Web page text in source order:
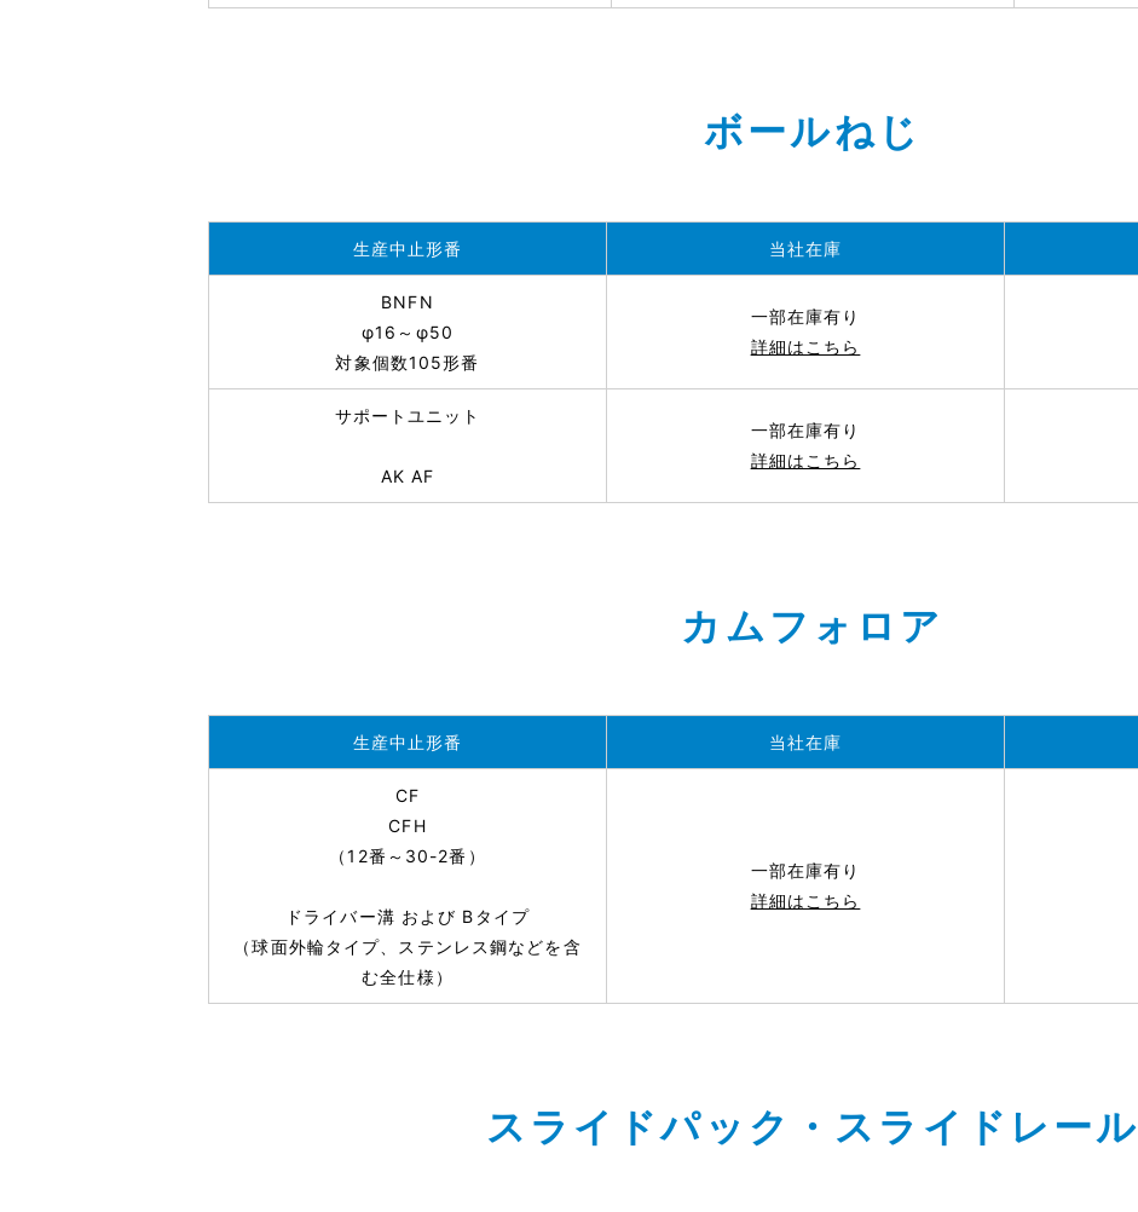
ボールねじ
生産中止形番 当社在庫
BNFN
φ16～φ50
対象個数105形番
一部在庫有り
詳細はこちら
サポートユニット
AK AF
一部在庫有り
詳細はこちら
カムフォロア
生産中止形番 当社在庫
CF
CFH
（12番～30-2番）
ドライバー溝 および Bタイプ
（球面外輪タイプ、ステンレス鋼などを含
む全仕様）
一部在庫有り
詳細はこちら
スライドパック・スライドレール